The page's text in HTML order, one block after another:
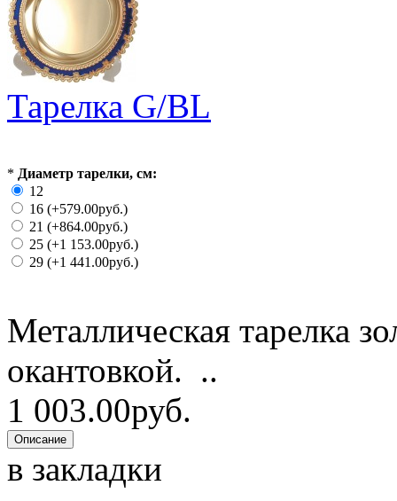
Тарелка G/BL
* Диаметр тарелки, см:
12
16 (+579.00руб.)
21 (+864.00руб.)
25 (+1 153.00руб.)
29 (+1 441.00руб.)
Металлическая тарелка
окантовкой. ..
1 003.00руб.
в закладки